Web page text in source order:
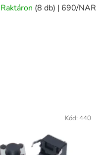
Raktáron (8 db) | 690/NAR
Kód: 440